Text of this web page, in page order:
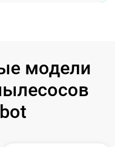
модели